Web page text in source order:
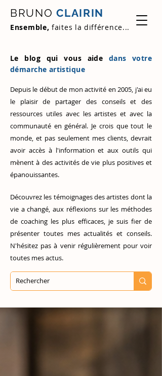
BRUNO CLAIRIN
Ensemble, faites la différence...
Le blog qui vous aide dans votre
démarche artistique
Depuis le début de mon activité en 2005, j'ai eu
le plaisir de partager des conseils et des
ressources utiles avec les artistes et avec la
communauté en général. Je crois que tout le
monde, et pas seulement mes clients, devrait
avoir accès à l'information et aux outils qui
mènent à des activités de vie plus positives et
épanouissantes.
Découvrez les témoignages des artistes dont la
vie a changé, aux réflexions sur les méthodes
de coaching les plus efficaces, je suis fier de
présenter toutes mes actualités et conseils.
N'hésitez pas à venir régulièrement pour voir
toutes mes actus.